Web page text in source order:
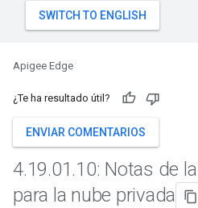
Apigee Edge
¿Te ha resultado útil?
ENVIAR COMENTARIOS
4.19.01.10: Notas de
para la nube privada